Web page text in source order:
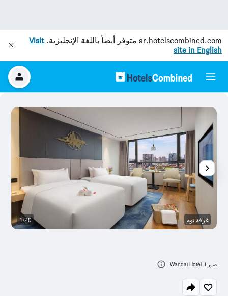
ar.hotelscombined.com متوفر أيضاً باللغة الإنجليزية.Visit
site in English
غرفة نوم 1/20
صور لـ Wandai Hotel